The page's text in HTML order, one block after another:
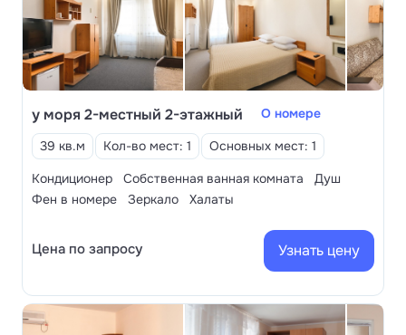
у моря 2-местный 2-этажный
О номере
39 кв.м
Кол-во мест: 1
Основных мест: 1
Кондиционер
Собственная ванная комната
Душ
Фен в номере
Зеркало Халаты
Цена по запросу Узнать цену